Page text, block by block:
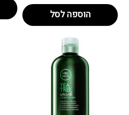
הוספה לסל